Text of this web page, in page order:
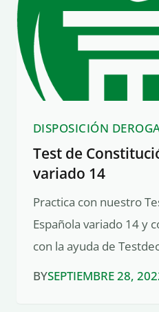
DISPOSICIÓN
Test de
variado 14
Practica con nuestro
Española variado 14 y
con la ayuda de
BYSEPTIEMBRE 28,